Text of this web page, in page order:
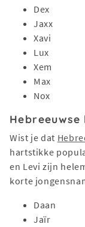
Dex
Jaxx
Xavi
Lux
Xem
Max
Nox
Wist je dat
hartstikke
en Levi zijn
korte
Daan
Jaïr